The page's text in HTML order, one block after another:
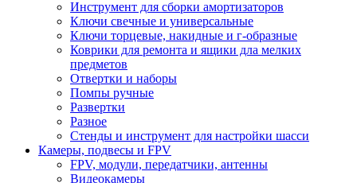
Инструмент для сборки амортизаторов
Ключи свечные и универсальные
Ключи торцевые, накидные и г-образные
Коврики для ремонта и ящики дла мелких
предметов
Отвертки и наборы
Помпы ручные
Развертки
Разное
Стенды и инструмент для настройки шасси
Камеры, подвесы и FPV
FPV, модули, передатчики, антенны
Видеокамеры